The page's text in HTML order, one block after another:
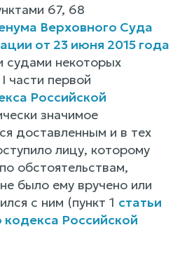
67, 68
Верховного Суда
от 23 июня 2015 года
судами некоторых
части первой
Российской
значимое
доставленным и в тех
лицу, которому
обстоятельствам,
было ему вручено или
с ним (пункт 1 статьи
кодекса Российской